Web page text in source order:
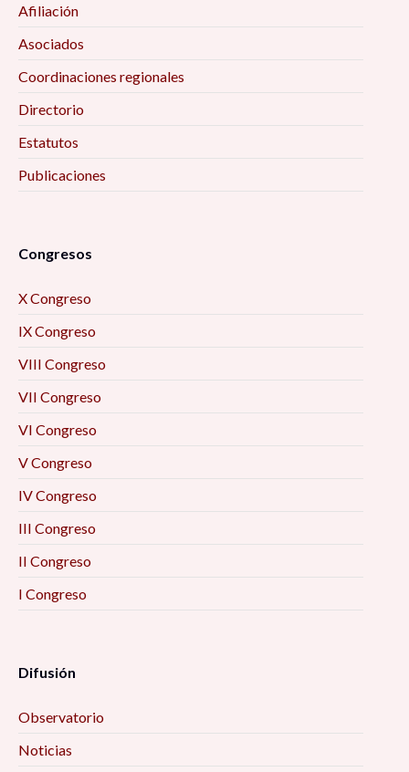
Afiliación
Asociados
Coordinaciones regionales
Directorio
Estatutos
Publicaciones
Congresos
X Congreso
IX Congreso
VIII Congreso
VII Congreso
VI Congreso
V Congreso
IV Congreso
III Congreso
II Congreso
I Congreso
Difusión
Observatorio
Noticias